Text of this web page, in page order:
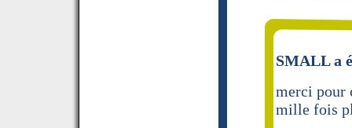
SMALL a
merci pour
mille fois